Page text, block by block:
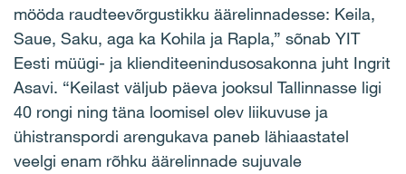
mööda raudteevõrgustikku äärelinnadesse: Keila,
Saue, Saku, aga ka Kohila ja Rapla,” sõnab YIT
Eesti müügi- ja klienditeenindusosakonna juht Ingrit
Asavi. “Keilast väljub päeva jooksul Tallinnasse ligi
40 rongi ning täna loomisel olev liikuvuse ja
ühistranspordi arengukava paneb lähiaastatel
veelgi enam rõhku äärelinnade sujuvale